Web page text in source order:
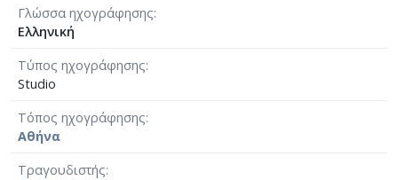
Γλώσσα ηχογράφησης
Ελληνική
Τύπος ηχογράφησης
Studio
Τόπος ηχογράφησης
Αθήνα
Τραγουδιστής